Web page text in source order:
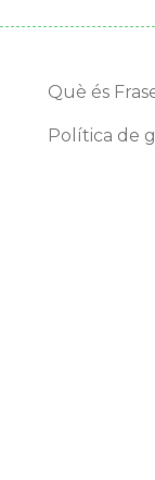
Què és
Política de